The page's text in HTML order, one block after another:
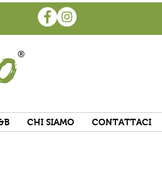
CHI SIAMO CONTATTACI